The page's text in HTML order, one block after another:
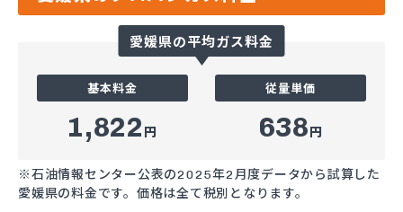
愛媛県の平均ガス料金
基本料金
1,822 円
従量単価
638円
※石油情報センター公表の2025年2月度データから試算した
愛媛県の料金です。価格は全て税別となります。